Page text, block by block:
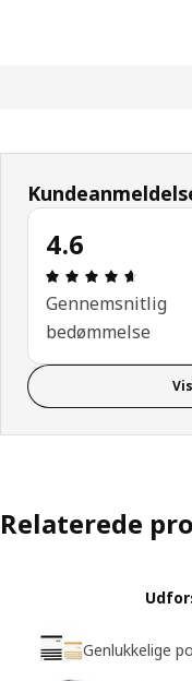
4.6
Gennemsnitlig
bedømmelse
Relaterede
Genlukkelige